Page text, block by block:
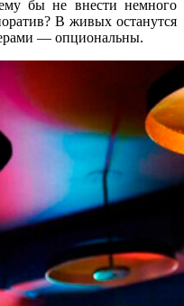
бы не внести немного
В живых останутся
— опциональны.